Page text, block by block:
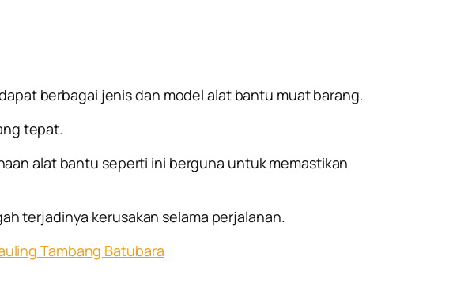
berbagai jenis dan model alat bantu muat barang.
tepat.
alat bantu seperti ini berguna untuk memastikan
terjadinya kerusakan selama perjalanan.
Tambang Batubara